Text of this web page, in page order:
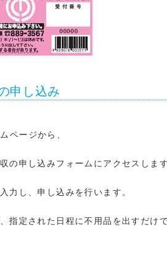
申し込み
ページから、
の申し込みフォームにアクセスします
力し、申し込みを行います。
指定された日程に不用品を出すだけ